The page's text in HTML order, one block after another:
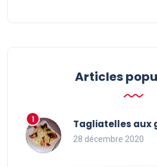
Articles
Tagliatelles aux
28 décembre 2020